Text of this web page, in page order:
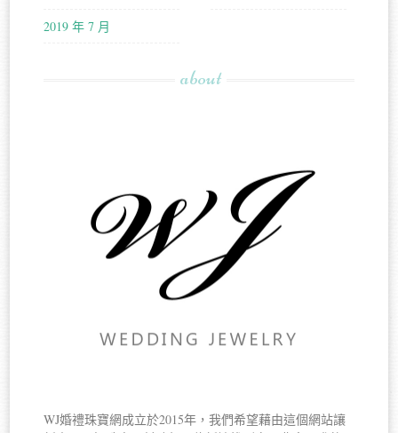
2019 年 7 月
about
WJ婚禮珠寶網成立於2015年，我們希望藉由這個網站讓